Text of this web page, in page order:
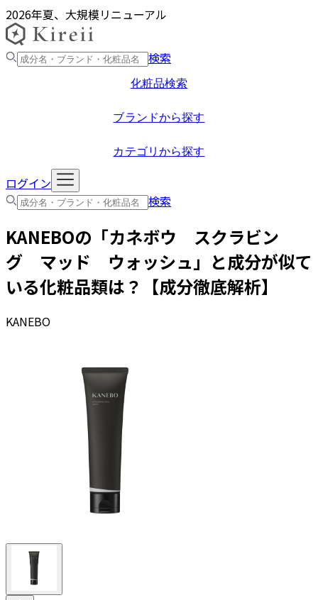
2026年夏、大規模リニューアル
検索
化粧品検索
ブランドから探す
カテゴリから探す
ログイン
検索
KANEBOの「カネボウ スクラビン
グ マッド ウォッシュ 」と成分が似て
いる化粧品類は？【成分徹底解析】
KANEBO